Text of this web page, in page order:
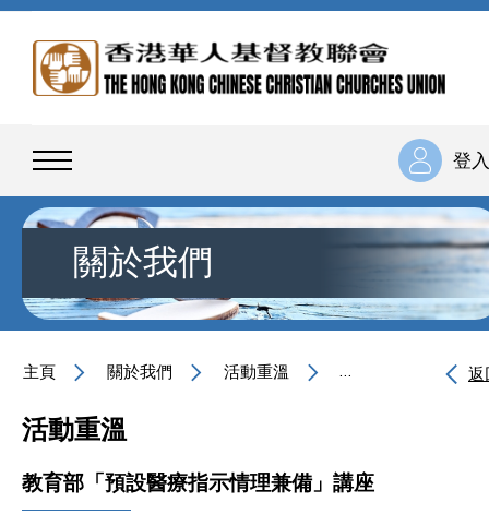
登入
關於我們
主頁 關於我們 活動重溫 教育部「預設醫療返
活動重溫
教育部「預設醫療指示情理兼備」講座